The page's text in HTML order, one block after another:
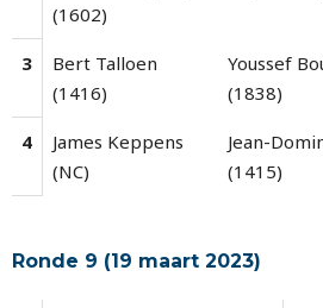
(1602)
3
Bert Talloen
(1416)
Youssef
(1838)
4
James Keppens
(NC)
Jean-
(1415)
Ronde 9 (19 maart 2023)